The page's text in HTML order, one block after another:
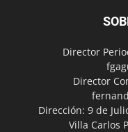
Director
Director
Dirección: 9 de
Villa Carlos